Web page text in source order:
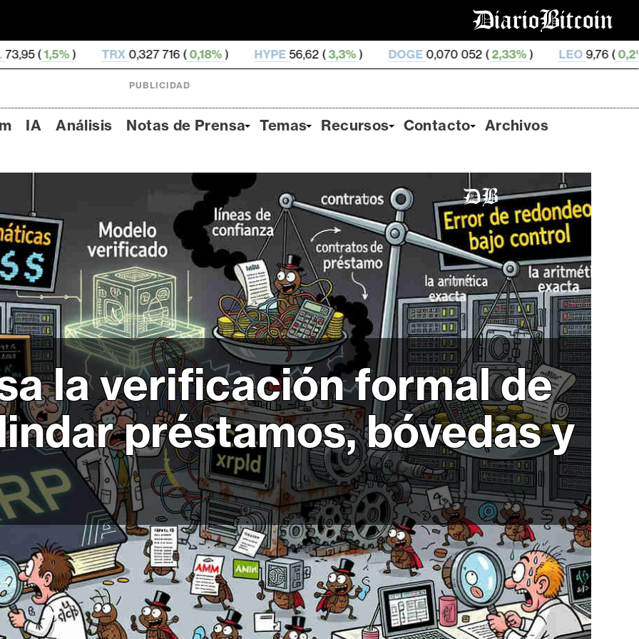
TRX0,327 716 ( 0,18%) HYPE56,62 ( 3,3%) DOGE0,070 052 (2,33%) LEO9,76 (0,2%) ZEC
PUBLICIDAD
IA Análisis Notas de Prensa Temas Recursos Contacto Archivos
la verificación formal de
préstamos, bóvedas y